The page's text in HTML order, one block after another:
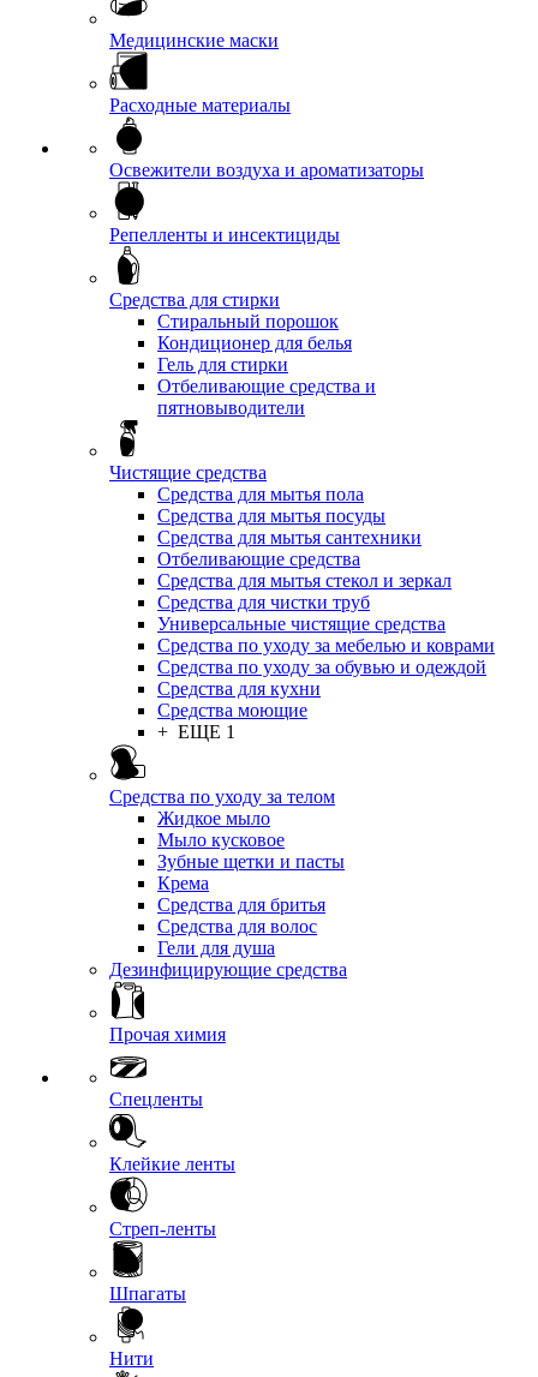
Медицинские маски
Расходные материалы
Освежители воздуха и ароматизаторы
Репелленты и инсектициды
Средства для стирки
Стиральный порошок
Кондиционер для белья
Гель для стирки
Отбеливающие средства и
пятновыводители
Чистящие средства
Средства для мытья пола
Средства для мытья посуды
Средства для мытья сантехники
Отбеливающие средства
Средства для мытья стекол и зеркал
Средства для чистки труб
Универсальные чистящие средства
Средства по уходу за мебелью и коврами
Средства по уходу за обувью и одеждой
Средства для кухни
Средства моющие
+ ЕЩЕ 1
Средства по уходу за телом
Жидкое мыло
Мыло кусковое
Зубные щетки и пасты
Крема
Средства для бритья
Средства для волос
Гели для душа
Дезинфицирующие средства
Прочая химия
Спецленты
Клейкие ленты
Стреп-ленты
Шпагаты
Нити